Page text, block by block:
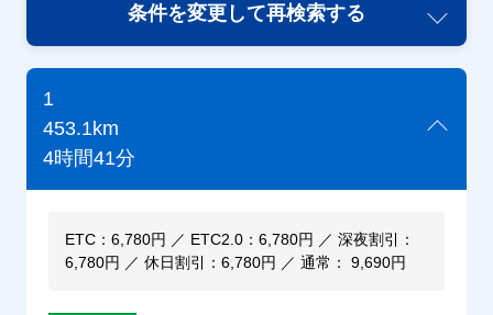
条件を変更して再検索する
1
453.1km
4時間41分
ETC：6,780円 ／ ETC2.0：6,780円 ／ 深夜割引：
6,780円 ／ 休日割引：6,780円 ／ 通常： 9,690円